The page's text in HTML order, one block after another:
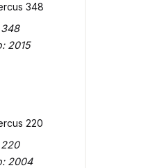
348
: 2015
220
: 2004